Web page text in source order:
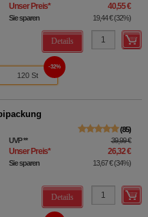
Unser Preis* 40,55 €
Sie sparen 19,44 €(32%)
Details
120 St
32%
85
UVP** 39,99 €
Unser Preis* 26,32 €
Sie sparen 13,67 €(34%)
Details